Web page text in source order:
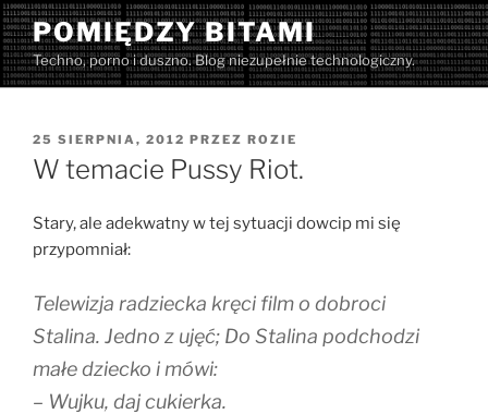
Przejdź
do
treści
POMIĘDZY BITAMI
Techno, porno i duszno. Blog niezupełnie technologiczny.
OPUBLIKOWANE
W
25 SIERPNIA, 2012 PRZEZ ROZIE
W temacie Pussy Riot.
Stary, ale adekwatny w tej sytuacji dowcip mi się
przypomniał:
Telewizja radziecka kręci film o dobroci
Stalina. Jedno z ujęć; Do Stalina podchodzi
małe dziecko i mówi:
– Wujku, daj cukierka.